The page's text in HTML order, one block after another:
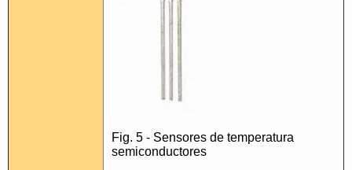
Fig. 5 - Sensores de temperatura
semiconductores